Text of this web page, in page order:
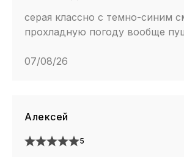
серая классно с темно-синим
прохладную погоду вообще
07/08/26
Алексей
5